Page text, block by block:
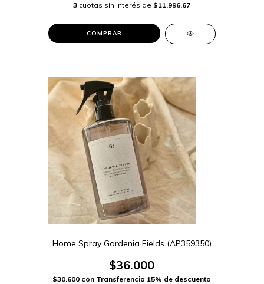
3 cuotas sin interés de $11.996,67
COMPRAR
Home Spray Gardenia Fields (AP359350)
$36.000
$30.600 con Transferencia 15% de descuento